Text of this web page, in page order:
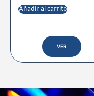
Añadir al carrito
VER